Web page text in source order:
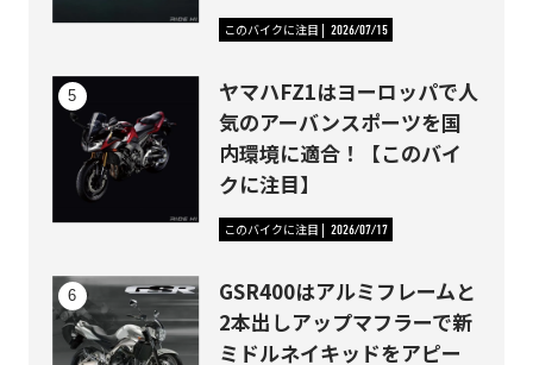
このバイクに注目 2026/07/15
ヤマハFZ1はヨーロッパで人
気のアーバンスポーツを国
内環境に適合！【このバイ
クに注目】
このバイクに注目 2026/07/17
GSR400はアルミフレームと
2本出しアップマフラーで新
ミドルネイキッドをアピー